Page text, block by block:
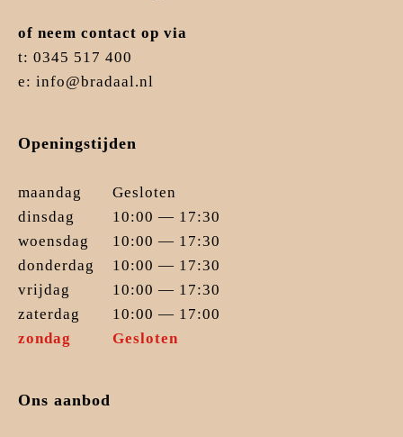
of neem contact op via
t: 0345 517 400
e: info@bradaal.nl
Openingstijden
maandag
Gesloten
dinsdag
10:00 — 17:30
woensdag
10:00 — 17:30
donderdag
10:00 — 17:30
vrijdag
10:00 — 17:30
zaterdag
10:00 — 17:00
zondag
Gesloten
Ons aanbod